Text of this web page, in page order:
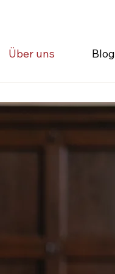
Über uns Blog